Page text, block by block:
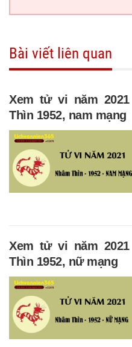
Bài viết liên quan
Xem tử vi năm
Thìn 1952, nam mạng
Xem tử vi năm
Thìn 1952, nữ mạng